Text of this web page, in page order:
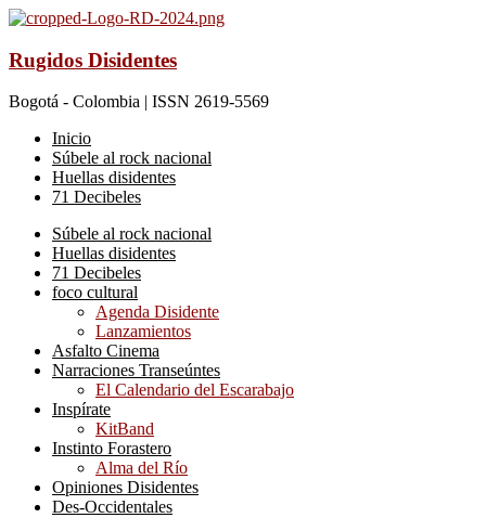
Rugidos Disidentes
Bogotá - Colombia | ISSN 2619-5569
Inicio
Súbele al rock nacional
Huellas disidentes
71 Decibeles
Súbele al rock nacional
Huellas disidentes
71 Decibeles
foco cultural
Agenda Disidente
Lanzamientos
Asfalto Cinema
Narraciones Transeúntes
El Calendario del Escarabajo
Inspírate
KitBand
Instinto Forastero
Alma del Río
Opiniones Disidentes
Des-Occidentales